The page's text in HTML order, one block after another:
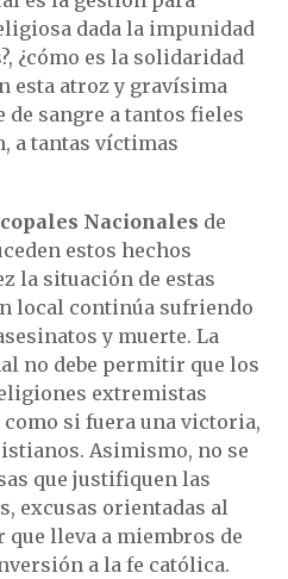
dada la impunidad
¿cómo es la solidaridad
esta atroz y gravísima
sangre a tantos fieles
a tantas víctimas
Nacionales de
estos hechos
la situación de estas
local continúa sufriendo
y muerte. La
no debe permitir que los
extremistas
si fuera una victoria,
Asimismo, no se
que justifiquen las
excusas orientadas al
lleva a miembros de
a la fe católica.